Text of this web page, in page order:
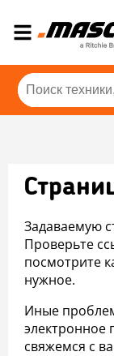
Задаваемую
Проверьте
посмотрите
нужное.
Иные
электронное
свяжемся с